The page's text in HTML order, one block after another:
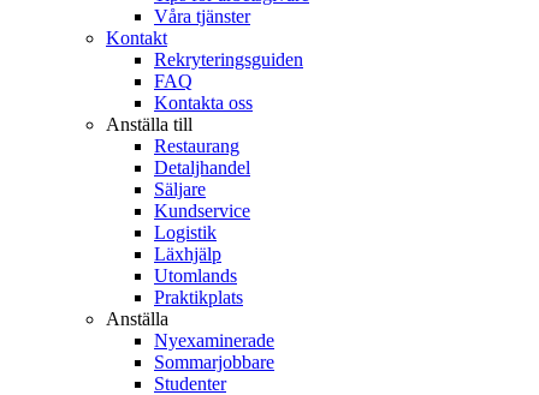
Våra tjänster
Kontakt
Rekryteringsguiden
FAQ
Kontakta oss
Anställa till
Restaurang
Detaljhandel
Säljare
Kundservice
Logistik
Läxhjälp
Utomlands
Praktikplats
Anställa
Nyexaminerade
Sommarjobbare
Studenter